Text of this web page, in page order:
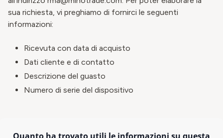
sua richiesta, vi preghiamo di fornirci le seguenti
informazioni:
Ricevuta con data di acquisto
Dati cliente e di contatto
Descrizione del guasto
Numero di serie del dispositivo